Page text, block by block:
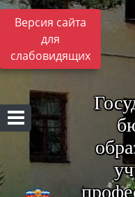
Версия сайта
для
слабовидящих